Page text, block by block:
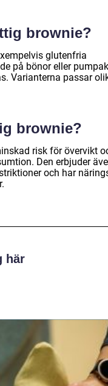
brownie?
glutenfria
på bönor eller
Varianterna passar
brownie?
risk för övervikt
Den erbjuder
och har
här